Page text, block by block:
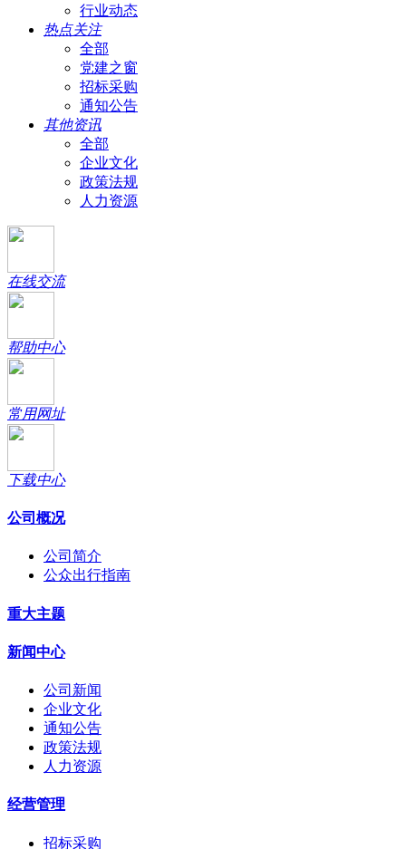
行业动态
热点关注
全部
党建之窗
招标采购
通知公告
其他资讯
全部
企业文化
政策法规
人力资源
在线交流
帮助中心
常用网址
下载中心
公司概况
公司简介
公众出行指南
重大主题
新闻中心
公司新闻
企业文化
通知公告
政策法规
人力资源
经营管理
招标采购